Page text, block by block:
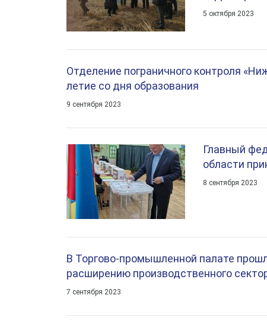
5 октября 2023
Отделение пограничного контроля
летие со дня образования
9 сентября 2023
Главный
области
8 сентября 2023
В Торгово-промышленной палате
расширению производственного
7 сентября 2023